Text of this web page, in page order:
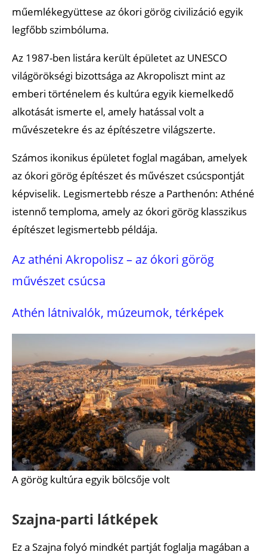
műemlékegyüttese az ókori görög civilizáció egyik
legfőbb szimbóluma.
Az 1987-ben listára került épületet az UNESCO
világörökségi bizottsága az Akropoliszt mint az
emberi történelem és kultúra egyik kiemelkedő
alkotását ismerte el, amely hatással volt a
művészetekre és az építészetre világszerte.
Számos ikonikus épületet foglal magában, amelyek
az ókori görög építészet és művészet csúcspontját
képviselik. Legismertebb része a Parthenón: Athéné
istennő temploma, amely az ókori görög klasszikus
építészet legismertebb példája.
Az athéni Akropolisz – az ókori görög
művészet csúcsa
Athén látnivalók, múzeumok, térképek
A görög kultúra egyik bölcsője volt
Szajna-parti látképek
Ez a Szajna folyó mindkét partját foglalja magában a